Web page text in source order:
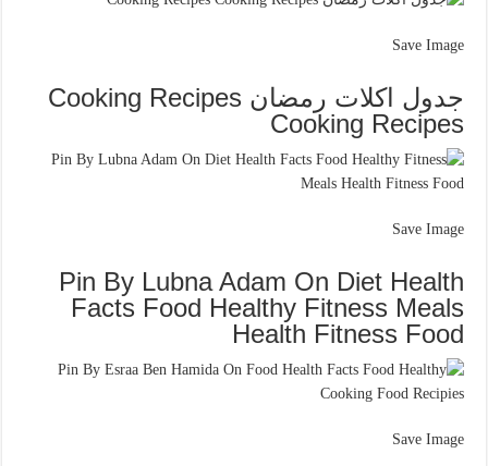
Save Image
جدول اكلات رمضان Cooking Recipes
Cooking Recipes
Save Image
Pin By Lubna Adam On Diet Health
Facts Food Healthy Fitness Meals
Health Fitness Food
Save Image